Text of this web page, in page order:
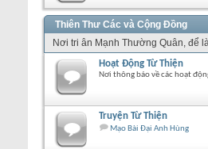
Thiên Thư Các và Cộng Đồng
Nơi tri ân Mạnh Thường Quân, để
Hoạt Động Từ Thiện
Nơi thông báo về các hoạt
Truyện Từ Thiện
Mạo Bài Đại Anh Hùng